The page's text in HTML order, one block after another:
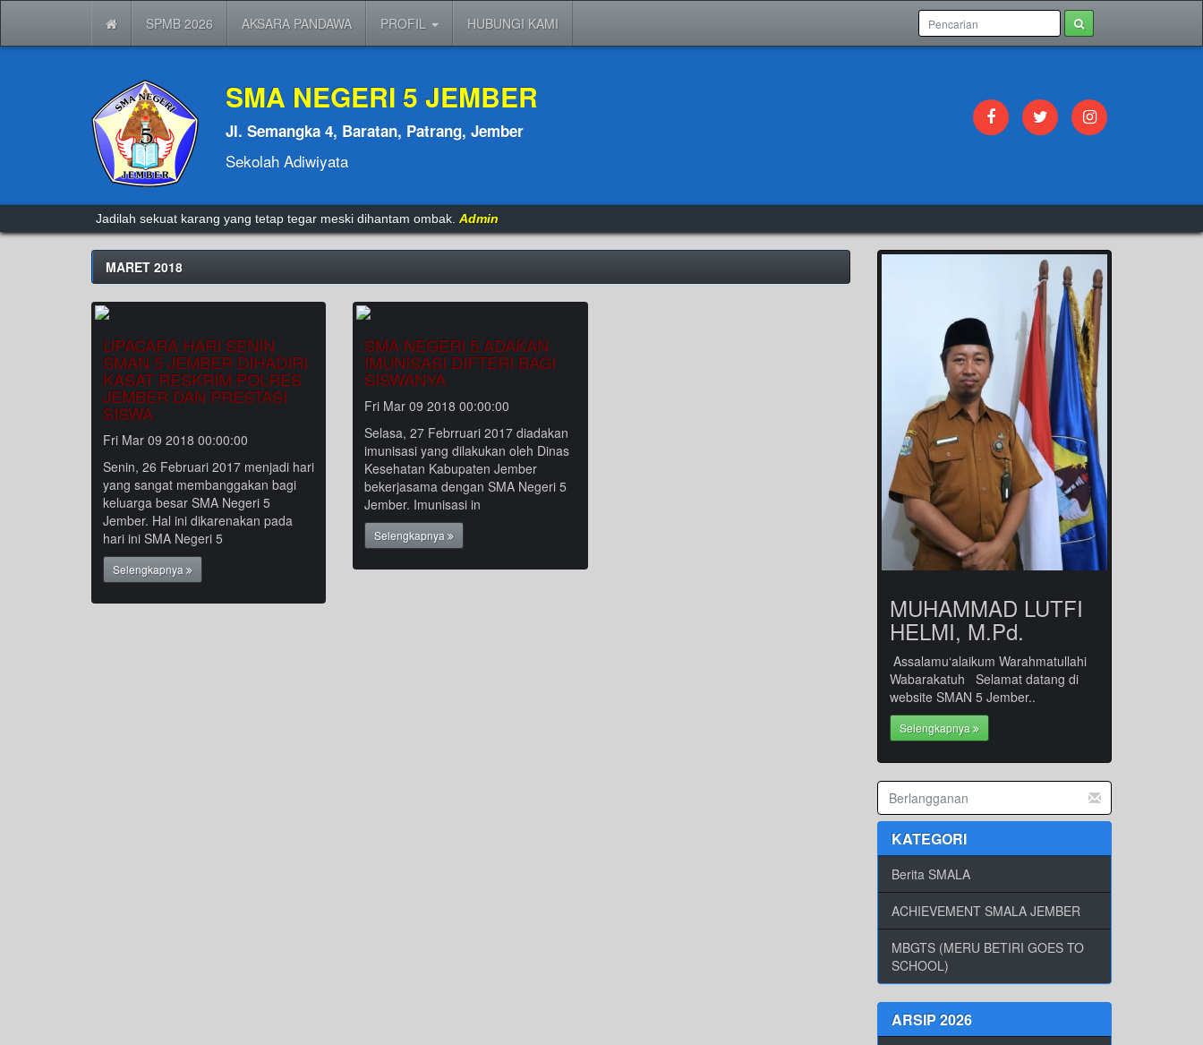
SPMB 2026 AKSARA PANDAWA PROFIL HUBUNGI KAMI
SMA NEGERI 5 JEMBER
Jl. Semangka 4, Baratan, Patrang, Jember
Sekolah Adiwiyata
Jadilah sekuat karang yang tetap tegar meski dihantam ombak. Admin
MARET 2018
UPACARA HARI SENIN
SMAN 5 JEMBER DIHADIRI
KASAT RESKRIM POLRES
JEMBER DAN PRESTASI
SISWA
Fri Mar 09 2018 00:00:00
Senin, 26 Februari 2017 menjadi hari
yang sangat membanggakan bagi
keluarga besar SMA Negeri 5
Jember. Hal ini dikarenakan pada
hari ini SMA Negeri 5
Selengkapnya
SMA NEGERI 5 ADAKAN
IMUNISASI DIFTERI BAGI
SISWANYA
Fri Mar 09 2018 00:00:00
Selasa, 27 Febrruari 2017 diadakan
imunisasi yang dilakukan oleh Dinas
Kesehatan Kabupaten Jember
bekerjasama dengan SMA Negeri 5
Jember. Imunisasi in
Selengkapnya
MUHAMMAD LUTFI
HELMI, M.Pd.
Assalamu‘alaikum Warahmatullahi
Wabarakatuh Selamat datang di
website SMAN 5 Jember..
Selengkapnya
KATEGORI
Berita SMALA
ACHIEVEMENT SMALA JEMBER
MBGTS (MERU BETIRI GOES TO
SCHOOL)
ARSIP 2026